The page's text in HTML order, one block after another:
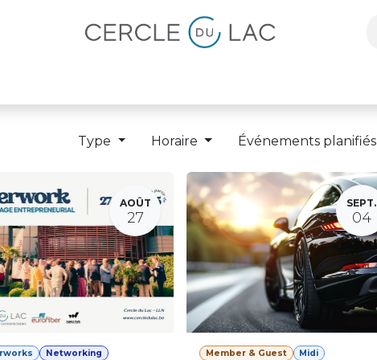
Type Horaire Événements planifiés
AOÛT
27
Networking
SEPT.
04
Member & Guest
Midi